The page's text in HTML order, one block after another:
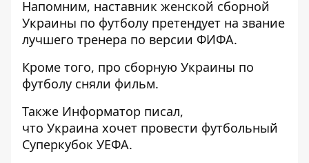
Напомним, наставник женской сборной
Украины по футболу претендует на звание
лучшего тренера по версии ФИФА.
Кроме того, про сборную Украины по
футболу сняли фильм.
Также Информатор писал,
что Украина хочет провести футбольный
Суперкубок УЕФА.